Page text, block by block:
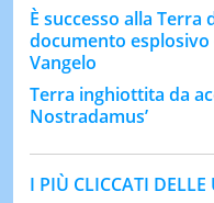
È successo alla
documento
Vangelo
Terra inghiottita da
Nostradamus’
I PIÙ CLICCATI